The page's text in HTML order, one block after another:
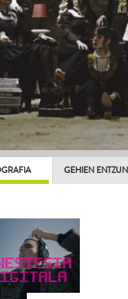
GEHIEN